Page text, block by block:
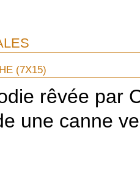
(7X15)
rêvée par
une canne